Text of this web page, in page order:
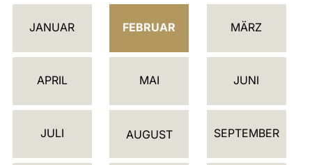
K
L
D
R
JANUAR FEBRUAR MÄRZ
APRIL MAI JUNI
JULI AUGUST SEPTEMBER